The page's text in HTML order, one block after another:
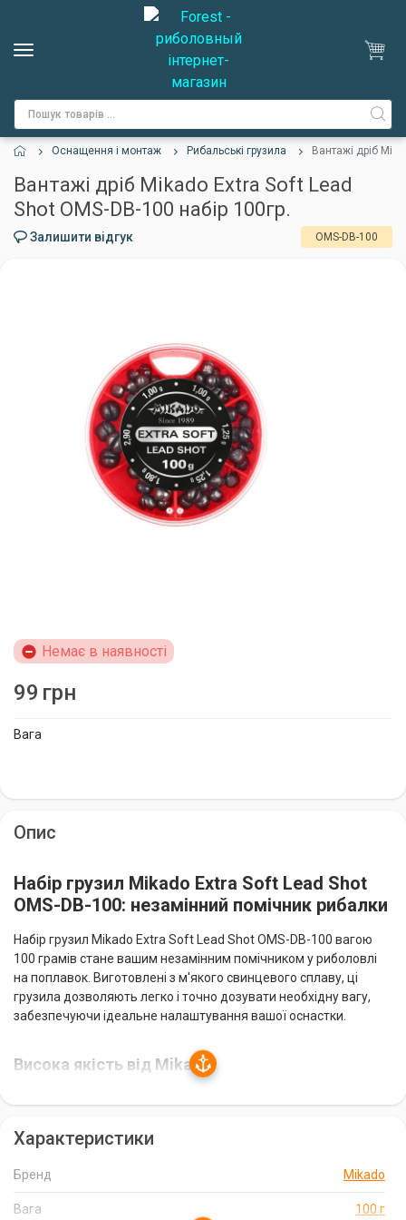
Оснащення і монтаж Рибальські грузила Вантажі дріб
Вантажі дріб Mikado Extra Soft Lead
Shot OMS-DB-100 набір 100гр.
Залишити відгук OMS-DB-100
Вага
Немає в наявності
99 грн
Опис
Набір грузил Mikado Extra Soft Lead Shot
OMS-DB-100: незамінний помічник рибалки
Набір грузил Mikado Extra Soft Lead Shot OMS-DB-100 вагою
100 грамів стане вашим незамінним помічником у риболовлі
на поплавок. Виготовлені з м'якого свинцевого сплаву, ці
грузила дозволяють легко і точно дозувати необхідну вагу,
забезпечуючи ідеальне налаштування вашої оснастки.
Висока якість від Mikado
Виготовлені в Польщі, ці грузила відповідають найвищим
Широкий асортимент ваг
Характеристики
Бренд Mikado
Вага 100 г